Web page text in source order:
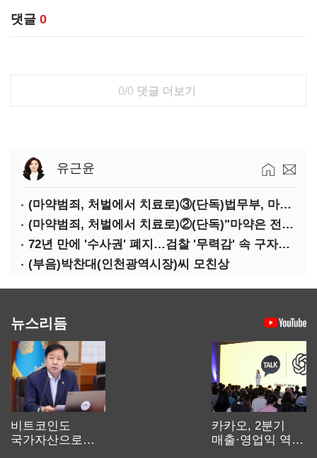
댓글 0
0/0 댓글 더보기
유근윤
(마약범죄, 처벌에서 치료로)③(단독)법무부, 마약재활과 4곳→13곳 확대…'교정청' 밑그림
(마약범죄, 처벌에서 치료로)②(단독)"마약은 전염병…여성 맞춤형 재활과정 개발 중"
72년 만에 '수사권' 폐지…검찰 '무력감' 속 구자현 사의
(부음)박찬대(인천광역시장)씨 모친상
뉴스리듬
비트코인도
국가자산으로…'
카카오, 2분기
매출·영업익 역대